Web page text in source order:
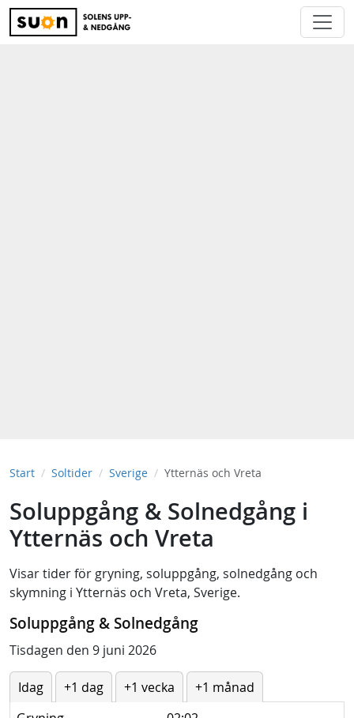
Start Soltider Sverige Ytternäs och Vreta
Soluppgång & Solnedgång i
Ytternäs och Vreta
Visar tider för gryning, soluppgång, solnedgång och
skymning i Ytternäs och Vreta, Sverige.
Soluppgång & Solnedgång
Tisdagen den 9 juni 2026
Idag +1 dag +1 vecka
+1 månad